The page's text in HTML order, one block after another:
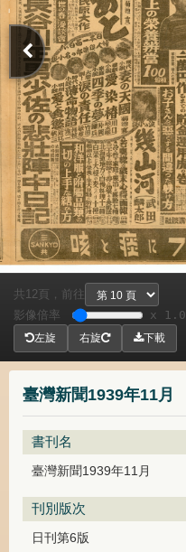
臺灣新聞1939年11月
書刊名
臺灣新聞1939年11月
刊別版次
日刊第6版
共 12頁，
前往
影像倍率
x 1.0
左旋 右旋 下載